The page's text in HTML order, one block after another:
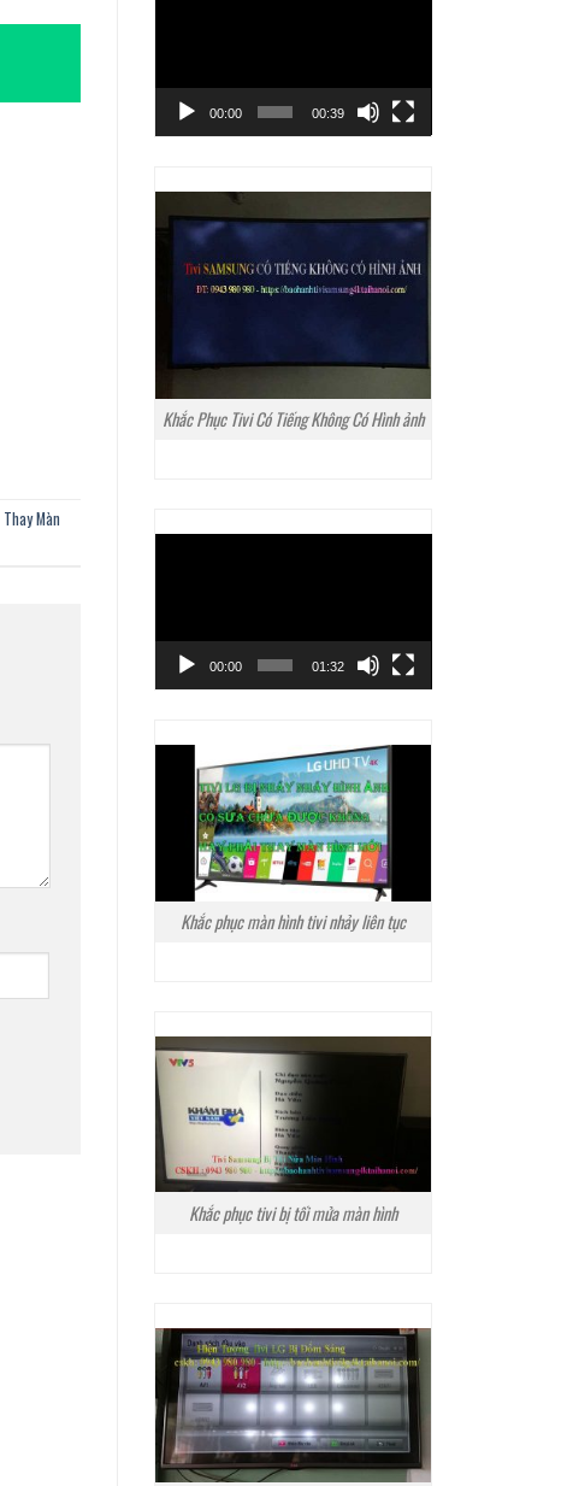
Thay Màn
00:00 00:39
Khắc Phục Tivi Có Tiếng Không Có Hình ảnh
00:00 01:32
Khắc phục màn hình tivi nhảy liên tục
Khắc phục tivi bị tối mửa màn hình